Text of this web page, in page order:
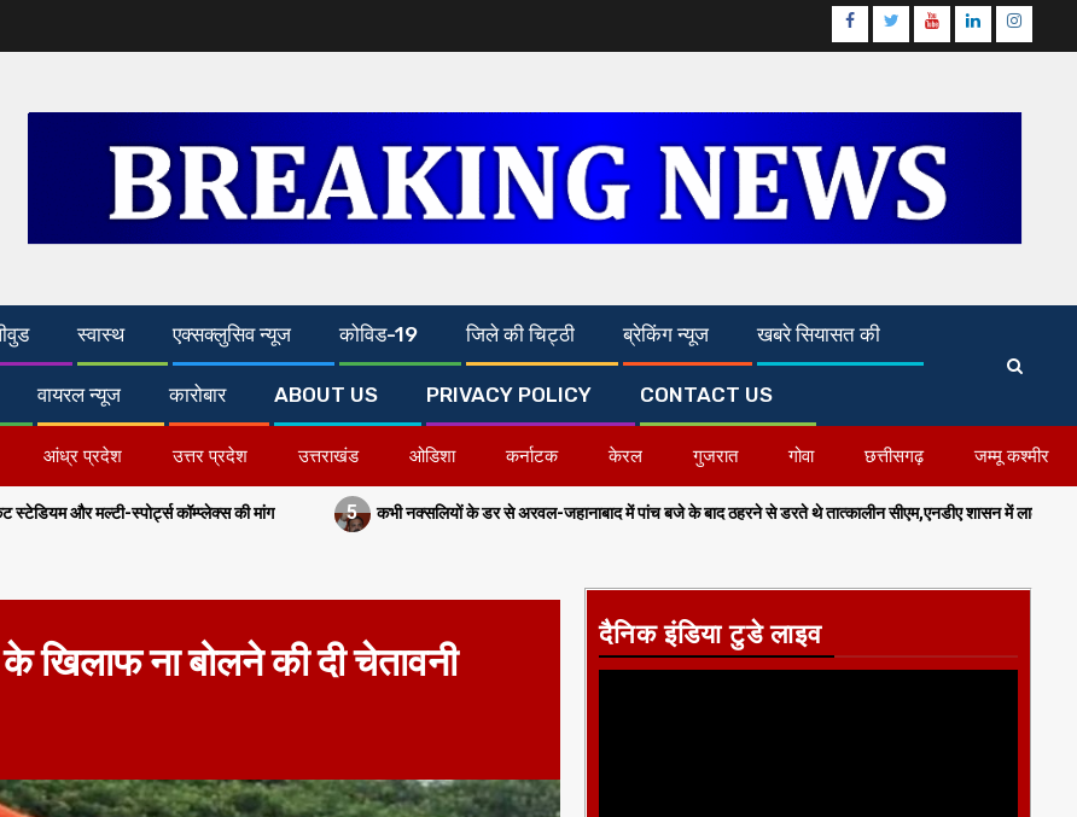
Facebook
TwitterYoutubeLinkedin
स्वास्थ एक्सक्लुसिव न्यूज कोविड-19 जिले की चिट्ठी ब्रेकिंग न्यूज खबरे सियासत की
वायरल न्यूज कारोबार ABOUT US PRIVACY POLICY CONTACT US
आंध्र प्रदेश उत्तर प्रदेश उत्तराखंड ओडिशा कर्नाटक केरल गुजरात गोवा छत्तीसगढ़ जम्मू कश्मीर
कॉम्प्लेक्स की मांग 5 कभी नक्सलियों के डर से अरवल-जहानाबाद में पांच बजे के बाद ठहरने से डरते थे तात्कालीन सीएम,एनडीए शासन में लाल सलाम का हुआ अंत-सम्राट
खिलाफ ना बोलने की दी चेतावनी
दैनिक इंडिया टुडे लाइव